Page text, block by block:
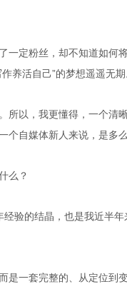
一定粉丝，却不知道如何
养活自己”的梦想遥遥无期
所以，我更懂得，一个清
个自媒体新人来说，是多么
么？
验的结晶，也是我近半年
是一套完整的、从定位到